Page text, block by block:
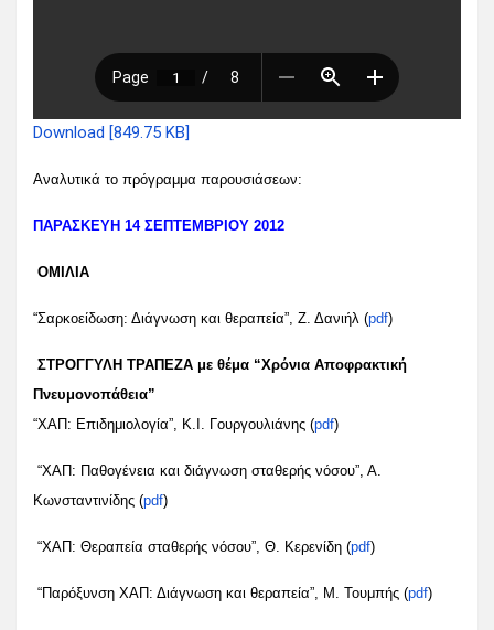
Download [849.75 KB]
Αναλυτικά το πρόγραμμα παρουσιάσεων:
ΠΑΡΑΣΚΕΥΗ 14 ΣΕΠΤΕΜΒΡΙΟΥ 2012
ΟΜΙΛΙΑ
“Σαρκοείδωση: Διάγνωση και θεραπεία”, Ζ. Δανιήλ (pdf)
ΣΤΡΟΓΓΥΛΗ ΤΡΑΠΕΖΑ με θέμα “Χρόνια Αποφρακτική
Πνευμονοπάθεια”
“ΧΑΠ: Επιδημιολογία”, Κ.Ι. Γουργουλιάνης (pdf)
“ΧΑΠ: Παθογένεια και διάγνωση σταθερής νόσου”, Α.
Κωνσταντινίδης (pdf)
“ΧΑΠ: Θεραπεία σταθερής νόσου”, Θ. Κερενίδη (pdf)
“Παρόξυνση ΧΑΠ: Διάγνωση και θεραπεία”, Μ. Τουμπής (pdf)